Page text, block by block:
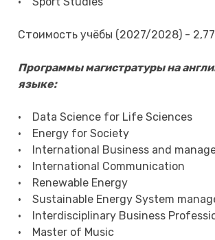
Стоимость учёбы (2027/2028) -
Программы магистратуры на
языке:
• Data Science for Life Sciences
• Energy for Society
• International Business and
• International Communication
• Renewable Energy
• Sustainable Energy System
• Interdisciplinary Business
• Master of Music